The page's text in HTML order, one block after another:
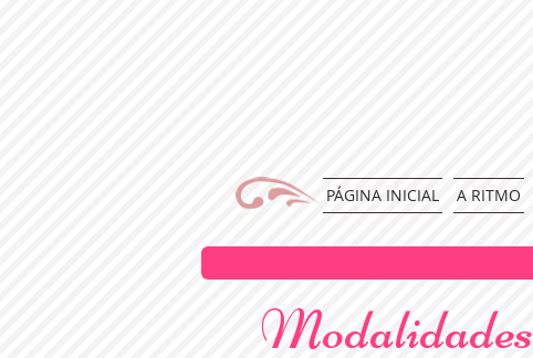
PÁGINA INICIAL A RITMO
Modalidades